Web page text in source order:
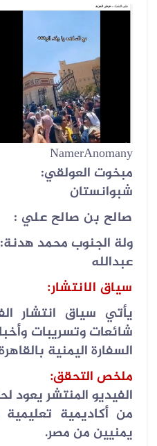
NamerAnomany
مبخوت العولقي:
شبوانستان
صالح بن صالح علي :
ولة الجنوب محمد هدنة:
عبدالله
سياق الانتشار:
يأتي سياق انتشار
شائعات وتسريبات
السفارة اليمنية
ملخص التحقق:
الفيديو المنتشر
من أكاديمية
يمنيين من مصر.